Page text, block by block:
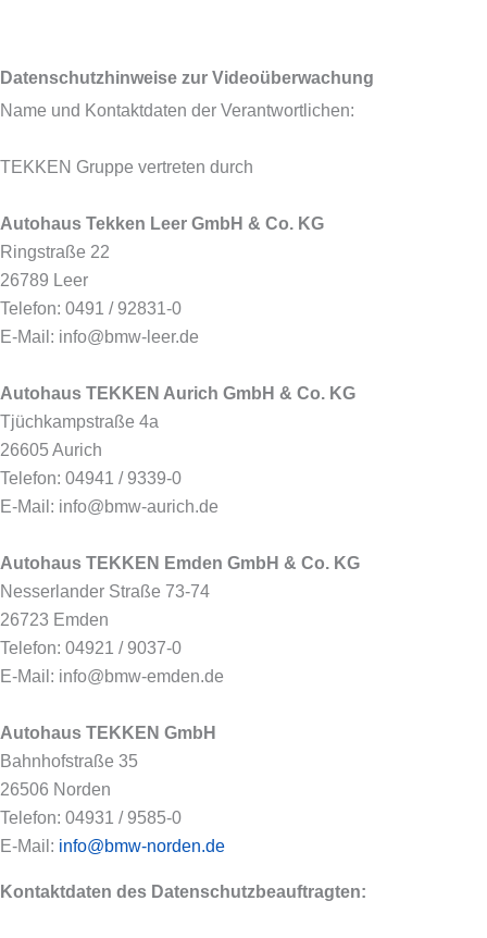
Datenschutzhinweise zur Videoüberwachung
Name und Kontaktdaten der Verantwortlichen:
TEKKEN Gruppe vertreten durch
Autohaus Tekken Leer GmbH & Co. KG
Ringstraße 22
26789 Leer
Telefon: 0491 / 92831-0
E-Mail: info@bmw-leer.de
Autohaus TEKKEN Aurich GmbH & Co. KG
Tjüchkampstraße 4a
26605 Aurich
Telefon: 04941 / 9339-0
E-Mail: info@bmw-aurich.de
Autohaus TEKKEN Emden GmbH & Co. KG
Nesserlander Straße 73-74
26723 Emden
Telefon: 04921 / 9037-0
E-Mail: info@bmw-emden.de
Autohaus TEKKEN GmbH
Bahnhofstraße 35
26506 Norden
Telefon: 04931 / 9585-0
E-Mail: info@bmw-norden.de
Kontaktdaten des Datenschutzbeauftragten: